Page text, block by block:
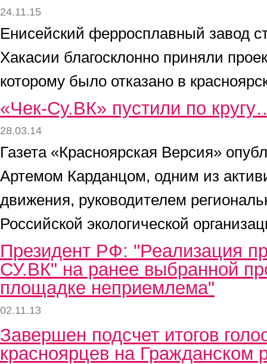
24.11.15
Енисейский ферросплавный завод
Хакасии благосклонно приняли
которому было отказано в
«Чек-Су.ВК» пустили по
28.03.14
Газета «Красноярская Версия»
Артемом Карданцом, одним из
движения, руководителем
Российской экологической
Президент РФ: "Реализация
СУ.ВК" на ранее выбранной
площадке неприемлема"
02.11.13
Завершен подсчет итогов
красноярцев на Гражданском